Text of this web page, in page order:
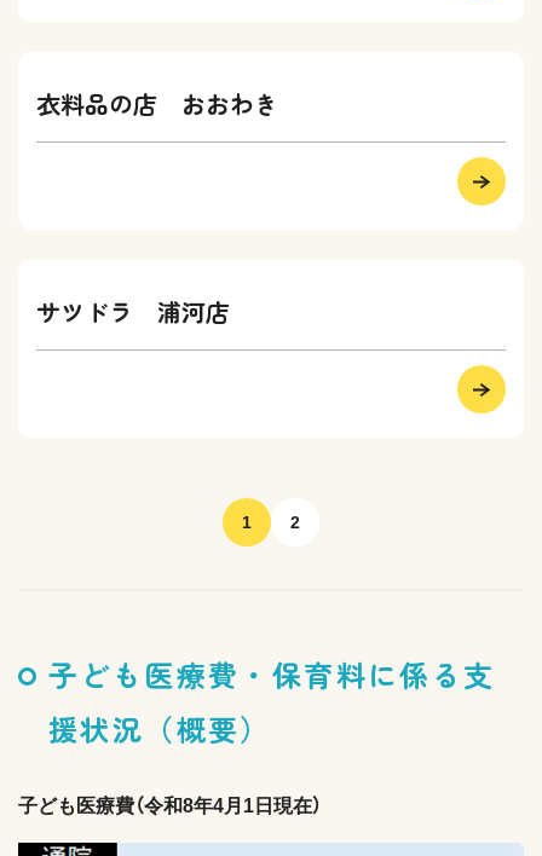
衣料品の店 おおわき
サツドラ 浦河店
1 2
子ども医療費・保育料に係る支
援状況（概要）
子ども医療費（令和8年4月1日現在）